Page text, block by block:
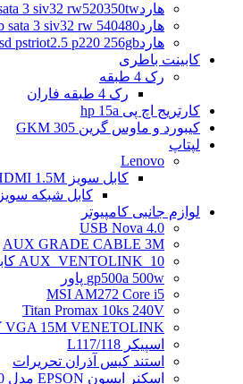
هاردkingmax ssd 128gb sata 3 siv32 rw520350tw
هاردkingmax ssd 512gb sata 3 siv32 rw 540480 فصtw
هاردssd pstriot2.5 p220 256gb
کابینت باطری
رک 4 طبقه
رک 4 طبقه فاران
کارتریج اچ پی hp 15a
کیبورد و ماوس گرین GKM 305
لپتاپ
Lenovo
کابل سویز Swizz HDMI 1.5M
کابل شبکه سویز Swizz CAT6 3M
لوازم جانبی کامپیوتر
4.0 USB Nova
AUX GRADE CABLE 3M
AUX_VENTOLINK_10 کابل
gp500a 500w پاور
MSI AM272 Core i5
Titan Promax 10ks 240V
VGA 15M VENETOLINK کابل
اسپیکر L117/118
استند کیس آذران تحریرات
اسکنر اپسون EPSON مدل DS-870